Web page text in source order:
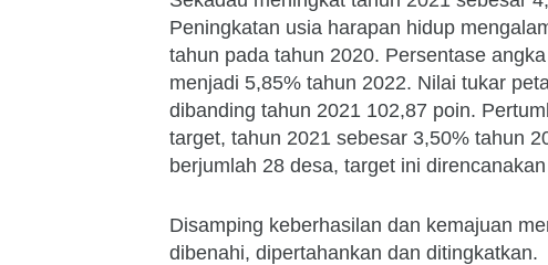
Peningkatan usia harapan hidup
tahun pada tahun 2020. Persentase
menjadi 5,85% tahun 2022. Nilai tukar
dibanding tahun 2021 102,87 poin.
target, tahun 2021 sebesar 3,50% tahun
berjumlah 28 desa, target ini
Disamping keberhasilan dan kemajuan
dibenahi, dipertahankan dan ditingkatkan.